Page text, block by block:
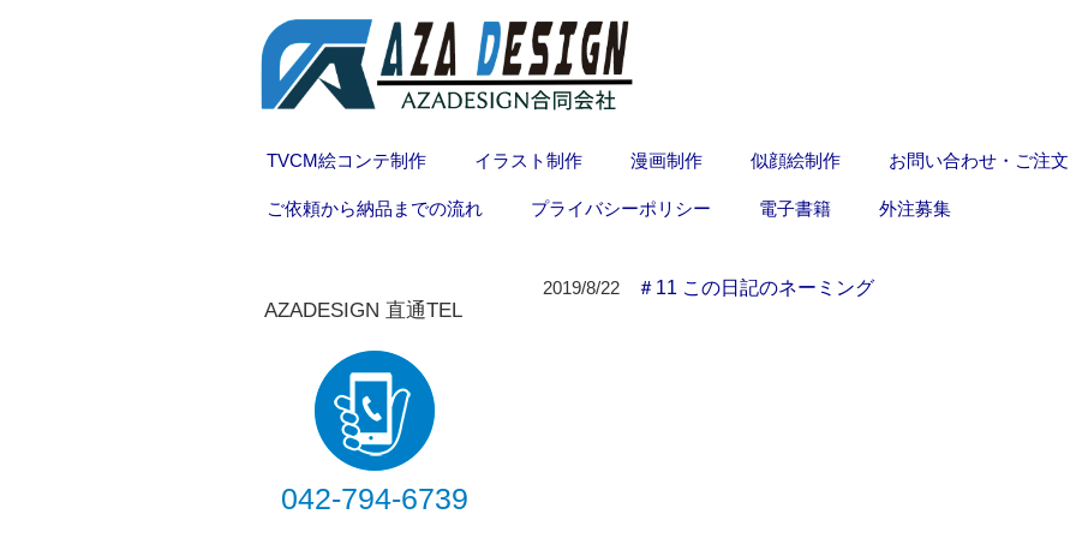
TVCM絵コンテ制作 イラスト制作 漫画制作 似顔絵制作 お問い合わせ・ご注文
ご依頼から納品までの流れ プライバシーポリシー 電子書籍 外注募集
2019/8/22 ＃11 この日記のネーミング
AZADESIGN 直通TEL
042-794-6739